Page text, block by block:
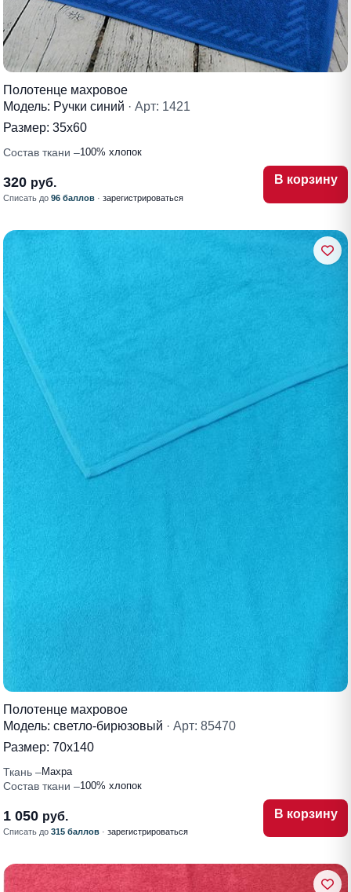
Полотенце махровое
Модель: Ручки синий · Арт: 1421
Размер: 35х60
Состав ткани 100% хлопок
320 руб.
Списать до 96 баллов · зарегистрироваться
В корзину
Полотенце махровое
Модель: светло-бирюзовый · Арт: 85470
Размер: 70х140
Ткань Махра
Состав ткани 100% хлопок
1 050 руб.
Списать до 315 баллов · зарегистрироваться
В корзину